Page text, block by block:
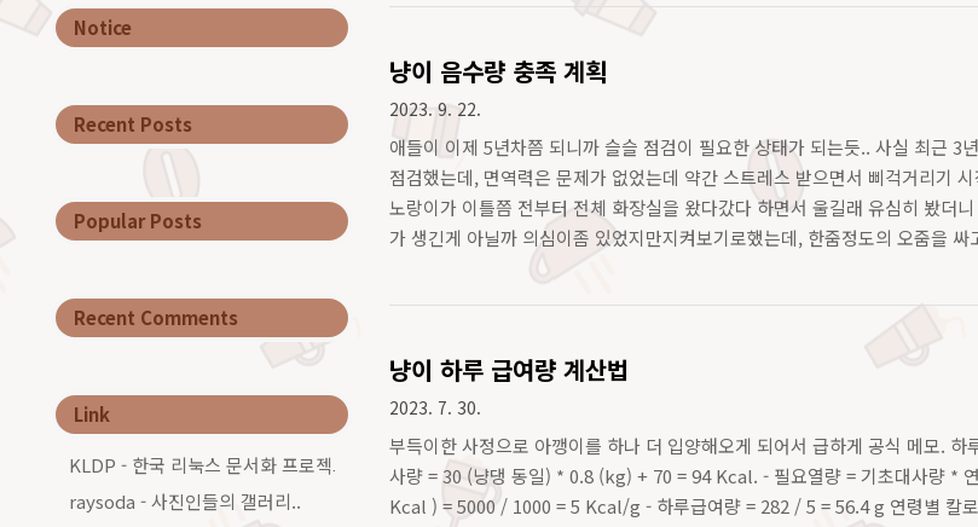
Notice
Recent Posts
Popular Posts
Recent Comments
Link
KLDP - 한국 리눅스 문서화 프로젝트그룹
raysoda - 사진인들의 갤러리..
냥이 음수량 충족 계획
2023. 9. 22.
애들이 이제 5년차쯤 되니까 슬슬 점검이 필요한 상태가 되는듯.. 사실 최근
점검했는데, 면역력은 문제가 없었는데 약간 스트레스 받으면서 삐걱거리기
노랑이가 이틀쯤 전부터 전체 화장실을 왔다갔다 하면서 울길래 유심히 봤더
가 생긴게 아닐까 의심이좀 있었지만지켜보기로했는데, 한줌정도의 오줌을
냥이 하루 급여량 계산법
2023. 7. 30.
부득이한 사정으로 아깽이를 하나 더 입양해오게 되어서 급하게 공식 메모.
사량 = 30 (냥댕 동일) * 0.8 (kg) + 70 = 94 Kcal. - 필요열량 = 기초대사량 *
Kcal ) = 5000 / 1000 = 5 Kcal/g - 하루급여량 = 282 / 5 = 56.4 g 연령별 칼